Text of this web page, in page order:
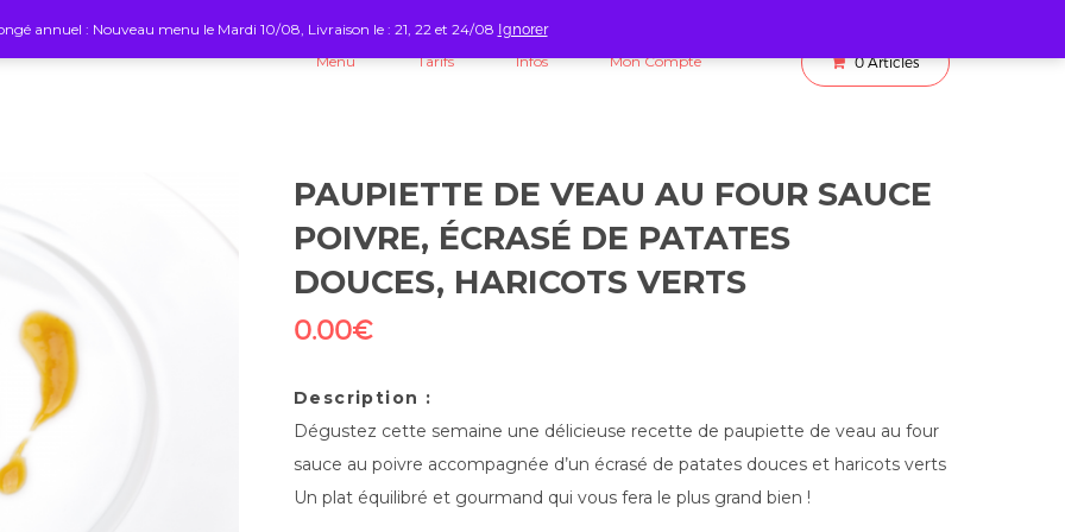
Menu Tarifs Infos Mon Compte 0 Articles
PAUPIETTE DE VEAU AU FOUR SAUCE
POIVRE, ÉCRASÉ DE PATATES
DOUCES, HARICOTS VERTS
0.00€
Description :
Dégustez cette semaine une délicieuse recette de paupiette de veau au four
sauce au poivre accompagnée d’un écrasé de patates douces et haricots verts
Un plat équilibré et gourmand qui vous fera le plus grand bien !
annuel : Nouveau menu le Mardi 10/08, Livraison le : 21, 22 et 24/08 Ignorer